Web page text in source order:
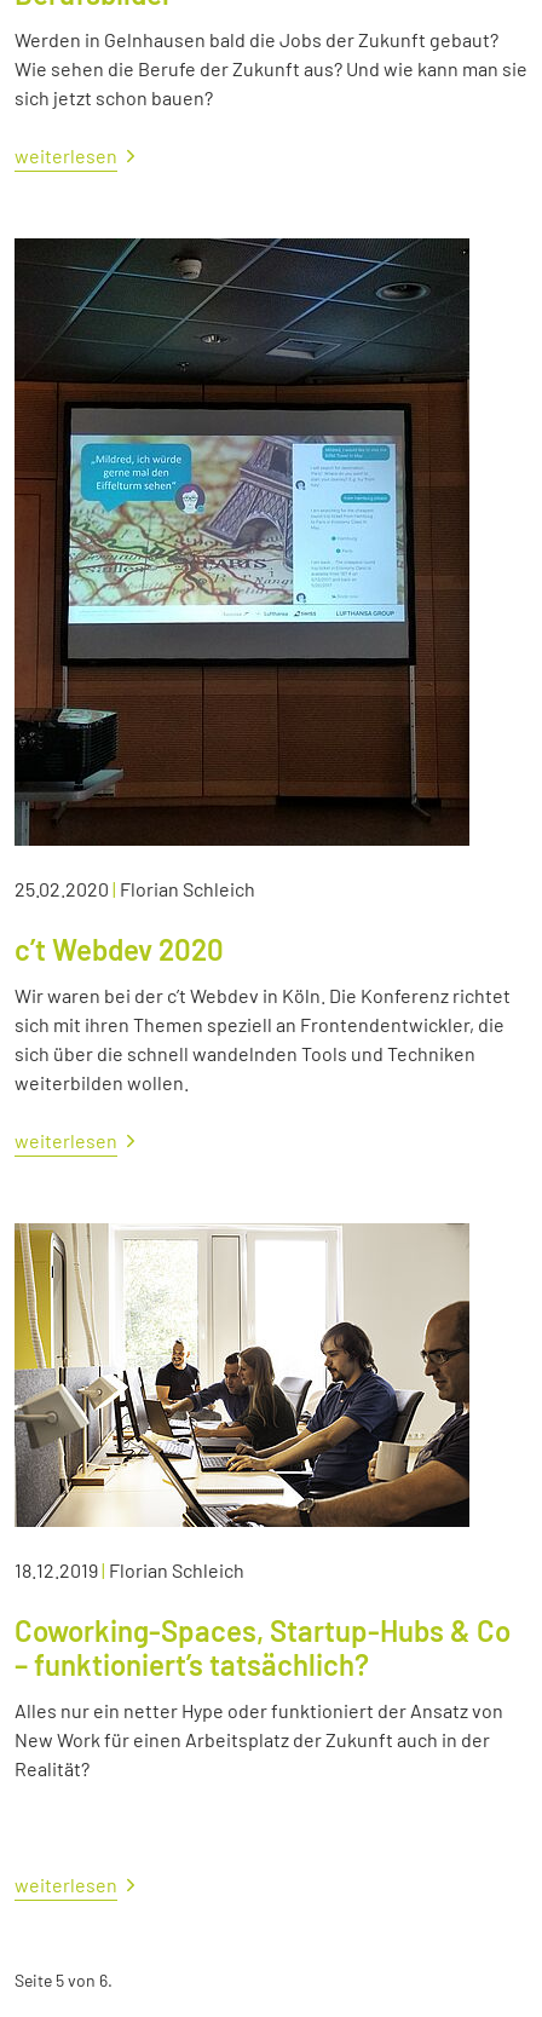
Werden in Gelnhausen bald die Jobs der Zukunft gebaut?
Wie sehen die Berufe der Zukunft aus? Und wie kann man sie
sich jetzt schon bauen?
weiterlesen
25.02.2020 | Florian Schleich
c’t Webdev 2020
Wir waren bei der c’t Webdev in Köln. Die Konferenz richtet
sich mit ihren Themen speziell an Frontendentwickler, die
sich über die schnell wandelnden Tools und Techniken
weiterbilden wollen.
weiterlesen
18.12.2019| Florian Schleich
Coworking-Spaces, Startup-Hubs & Co
– funktioniert’s tatsächlich?
Alles nur ein netter Hype oder funktioniert der Ansatz von
New Work für einen Arbeitsplatz der Zukunft auch in der
Realität?
weiterlesen
Seite 5 von 6.